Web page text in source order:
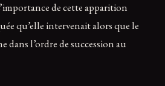
de cette apparition
qu’elle intervenait alors que le
dans l’ordre de succession au